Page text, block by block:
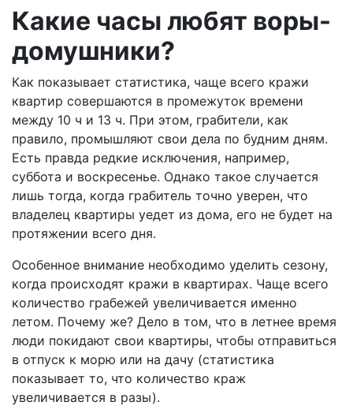
Какие часы любят воры-
домушники?
Как показывает статистика, чаще всего кражи
квартир совершаются в промежуток времени
между 10 ч и 13 ч. При этом, грабители, как
правило, промышляют свои дела по будним дням.
Есть правда редкие исключения, например,
суббота и воскресенье. Однако такое случается
лишь тогда, когда грабитель точно уверен, что
владелец квартиры уедет из дома, его не будет на
протяжении всего дня.
Особенное внимание необходимо уделить сезону,
когда происходят кражи в квартирах. Чаще всего
количество грабежей увеличивается именно
летом. Почему же? Дело в том, что в летнее время
люди покидают свои квартиры, чтобы отправиться
в отпуск к морю или на дачу (статистика
показывает то, что количество краж
увеличивается в разы).